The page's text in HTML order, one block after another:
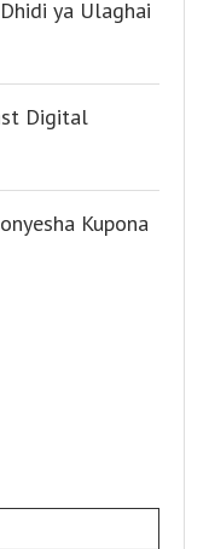
ya Ulaghai
Digital
Kupona